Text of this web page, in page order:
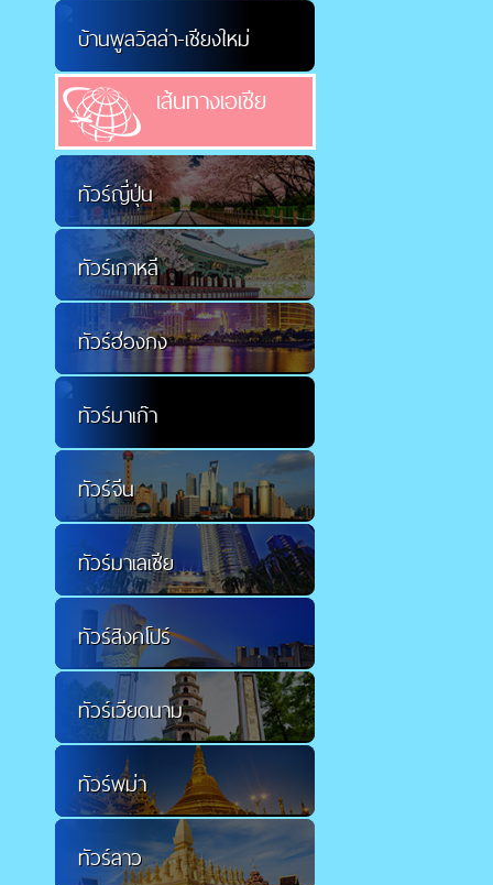
บ้านพูลวิลล่า-เชียงใหม่
เส้นทางเอเชีย
ทัวร์ญี่ปุ่น
ทัวร์เกาหลี
ทัวร์ฮ่องกง
ทัวร์มาเก๊า
ทัวร์จีน
ทัวร์มาเลเซีย
ทัวร์สิงคโปร์
ทัวร์เวียดนาม
ทัวร์พม่า
ทัวร์ลาว